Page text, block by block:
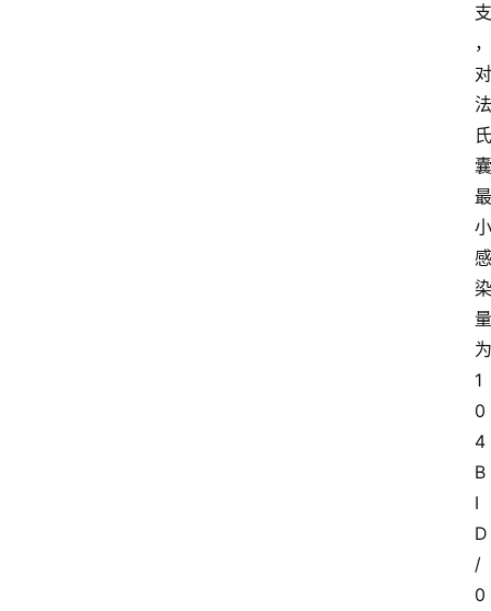
支
，
对
法
氏
囊
最
小
感
染
量
为
1
0
4
B
I
D
/
0